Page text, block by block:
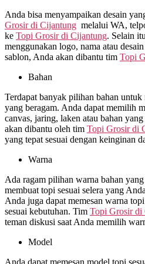
Anda bisa menyampaikan desain
Grosir di Cijantung melalui WA,
ke Topi Grosir di Cijantung. Selain
menggunakan logo, nama atau
sablon, Anda akan dibantu tim Topi
Bahan
Terdapat banyak pilihan bahan untuk
yang beragam. Anda dapat memilih
canvas, jaring, laken atau bahan
akan dibantu oleh tim Topi Grosir di
yang tepat sesuai dengan keinginan
Warna
Ada ragam pilihan warna bahan
membuat topi sesuai selera yang
Anda juga dapat memesan warna
sesuai kebutuhan. Tim Topi Grosir di
teman diskusi saat Anda memilih
Model
Anda dapat memesan model topi